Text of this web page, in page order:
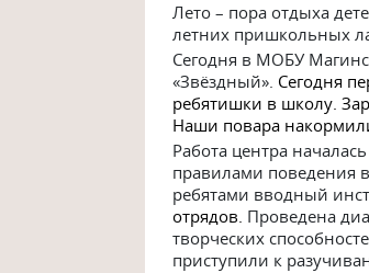
Лето – пора отдыха
летних пришкольных
Сегодня в МОБУ
«Звёздный». Сегодня
ребятишки в школу.
Наши повара
Работа центра
правилами поведения
ребятами вводный
отрядов. Проведена
творческих
приступили к